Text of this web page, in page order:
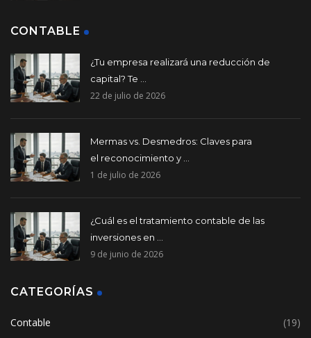
CONTABLE
¿Tu empresa realizará una reducción de
capital? Te ...
22 de julio de 2026
Mermas vs. Desmedros: Claves para
el reconocimiento y ...
1 de julio de 2026
¿Cuál es el tratamiento contable de las
inversiones en ...
9 de junio de 2026
CATEGORÍAS
Contable
(19)